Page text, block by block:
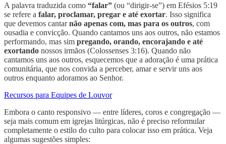
A palavra traduzida como “falar” (ou “dirigir-se”) em Efésios 5:19
se refere a falar, proclamar, pregar e até exortar. Isso significa
que devemos cantarnão apenas com, mas para os outros, com
ousadia e convicção. Quando cantamos uns aos outros, não estamos
performando, mas sim pregando, orando, encorajando e até
exortando nossos irmãos (Colossenses 3:16). Quando não
cantamos uns aos outros, esquecemos que a adoração é uma prática
comunitária, que nos convida a perceber, amar e servir uns aos
outros enquanto adoramos ao Senhor.
Recursos para Equipes de Louvor
Embora o canto responsivo — entre líderes, coros e congregação —
seja mais comum em igrejas litúrgicas, não é preciso reformular
completamente o estilo do culto para colocar isso em prática. Veja
algumas sugestões simples: